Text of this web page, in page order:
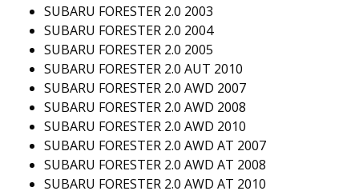
SUBARU FORESTER 2.0 2003
SUBARU FORESTER 2.0 2004
SUBARU FORESTER 2.0 2005
SUBARU FORESTER 2.0 AUT 2010
SUBARU FORESTER 2.0 AWD 2007
SUBARU FORESTER 2.0 AWD 2008
SUBARU FORESTER 2.0 AWD 2010
SUBARU FORESTER 2.0 AWD AT 2007
SUBARU FORESTER 2.0 AWD AT 2008
SUBARU FORESTER 2.0 AWD AT 2010